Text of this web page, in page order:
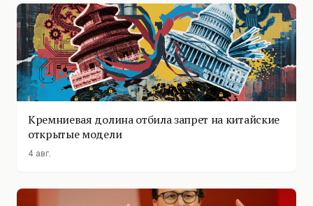
Кремниевая долина отбила запрет на китайские
открытые модели
4 авг.